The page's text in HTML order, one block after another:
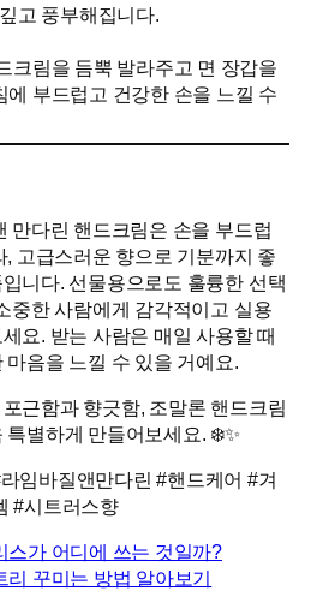
고 풍부해집니다.
크림을 듬뿍 발라주고 면 장갑을
에 부드럽고 건강한 손을 느낄 수
만다린 핸드크림은 손을 부드럽
, 고급스러운 향으로 기분까지 좋
니다. 선물용으로도 훌륭한 선택
중한 사람에게 감각적이고 실용
요. 받는 사람은 매일 사용할 때
마음을 느낄 수 있을 거예요.
근함과 향긋함, 조말론 핸드크림
특별하게 만들어보세요. ❄️✨
임바질앤만다린 #핸드케어 #겨
#시트러스향
스가 어디에 쓰는 것일까?
리 꾸미는 방법 알아보기